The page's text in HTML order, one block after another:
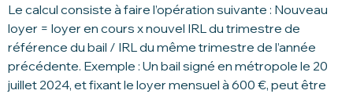
Le calcul consiste à faire l’opération suivante : Nouveau
loyer = loyer en cours x nouvel IRL du trimestre de
référence du bail / IRL du même trimestre de l’année
précédente. Exemple : Un bail signé en métropole le 20
juillet 2024, et fixant le loyer mensuel à 600 €, peut être